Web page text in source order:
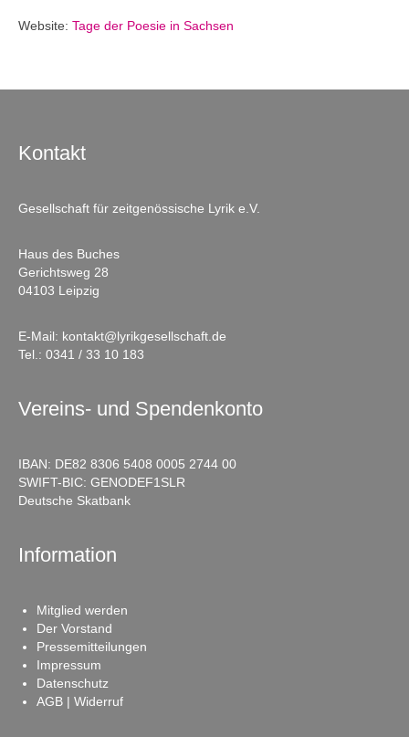
Website: Tage der Poesie in Sachsen
Kontakt
Gesellschaft für zeitgenössische Lyrik e.V.
Haus des Buches
Gerichtsweg 28
04103 Leipzig
E-Mail: kontakt@lyrikgesellschaft.de
Tel.: 0341 / 33 10 183
Vereins- und Spendenkonto
IBAN: DE82 8306 5408 0005 2744 00
SWIFT-BIC: GENODEF1SLR
Deutsche Skatbank
Information
Mitglied werden
Der Vorstand
Pressemitteilungen
Impressum
Datenschutz
AGB | Widerruf